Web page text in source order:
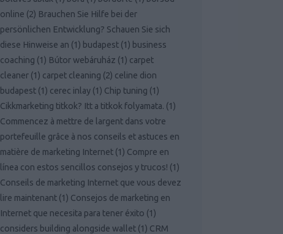
online (2) Brauchen Sie Hilfe bei der
persönlichen Entwicklung? Schauen Sie sich
diese Hinweise an (1) budapest (1) business
coaching (1) Bútor webáruház (1) carpet
cleaner (1) carpet cleaning (2) celine dion
budapest (1) cerec inlay (1) Chip tuning (1)
Cikkmarketing titkok? Itt a titkok folyamata. (1)
Commencez à mettre de largent dans votre
portefeuille grâce à nos conseils et astuces en
matière de marketing Internet (1) Compre en
línea con estos sencillos consejos y trucos! (1)
Conseils de marketing Internet que vous devez
lire maintenant (1) Consejos de marketing en
Internet que necesita para tener éxito (1)
considers building alongside wallet (1) CRM